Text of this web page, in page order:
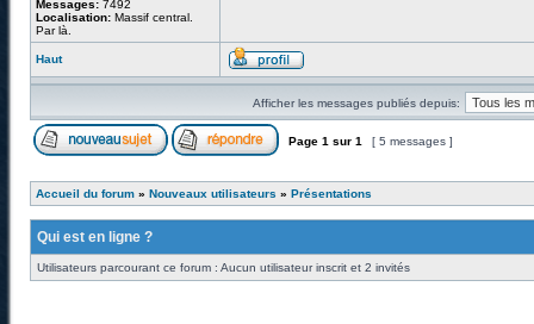
Messages: 7492
Localisation: Massif central.
Par là.
Haut
Afficher les messages publiés depuis:
Page 1 sur 1 [ 5 messages ]
Accueil du forum » Nouveaux utilisateurs » Présentations
Qui est en ligne ?
Utilisateurs parcourant ce forum : Aucun utilisateur inscrit et 2 invités